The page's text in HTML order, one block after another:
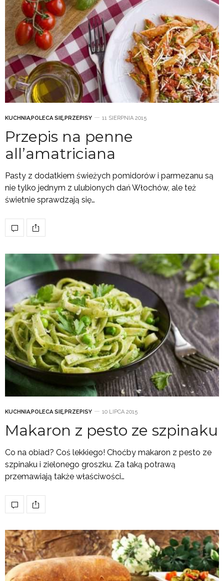
KUCHNIA,POLECA SIĘ,PRZEPISY 11 SIERPNIA 2015
Przepis na penne
all’amatriciana
Pasty z dodatkiem świeżych pomidorów i parmezanu są
nie tylko jednym z ulubionych dań Włochów, ale też
świetnie sprawdzają się…
KUCHNIA,POLECA SIĘ,PRZEPISY 10 LIPCA 2015
Makaron z pesto ze szpinaku
Co na obiad? Coś lekkiego! Choćby makaron z pesto ze
szpinaku i zielonego groszku. Za taką potrawą
przemawiają także właściwości…